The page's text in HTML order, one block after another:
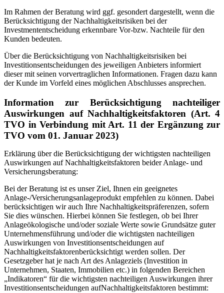
Im Rahmen der Beratung wird ggf. gesondert dargestellt, wenn die
Berücksichtigung der Nachhaltigkeitsrisiken bei der
Investmententscheidung erkennbare Vor-bzw. Nachteile für den
Kunden bedeuten.
Über die Berücksichtigung von Nachhaltigkeitsrisiken bei
Investitionsentscheidungen des jeweiligen Anbieters informiert
dieser mit seinen vorvertraglichen Informationen. Fragen dazu kann
der Kunde im Vorfeld eines möglichen Abschlusses ansprechen.
Information zur Berücksichtigung nachteiliger
Auswirkungen auf Nachhaltigkeitsfaktoren (Art. 4
TVO in Verbindung mit Art. 11 der Ergänzung zur
TVO vom 01. Januar 2023)
Erklärung über die Berücksichtigung der wichtigsten nachteiligen
Auswirkungen auf Nachhaltigkeitsfaktoren beider Anlage- und
Versicherungsberatung:
Bei der Beratung ist es unser Ziel, Ihnen ein geeignetes
Anlage-/Versicherungsanlageprodukt empfehlen zu können. Dabei
berücksichtigen wir auch Ihre Nachhaltigkeitspräferenzen, sofern
Sie dies wünschen. Hierbei können Sie festlegen, ob bei Ihrer
Anlageökologische und/oder soziale Werte sowie Grundsätze guter
Unternehmensführung und/oder die wichtigsten nachteiligen
Auswirkungen von Investitionsentscheidungen auf
Nachhaltigkeitsfaktorenberücksichtigt werden sollen. Der
Gesetzgeber hat je nach Art des Anlageziels (Investition in
Unternehmen, Staaten, Immobilien etc.) in folgenden Bereichen
„Indikatoren“ für die wichtigsten nachteiligen Auswirkungen ihrer
Investitionsentscheidungen aufNachhaltigkeitsfaktoren bestimmt: